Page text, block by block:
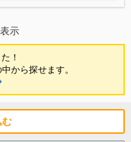
示
！
から探せます。
む